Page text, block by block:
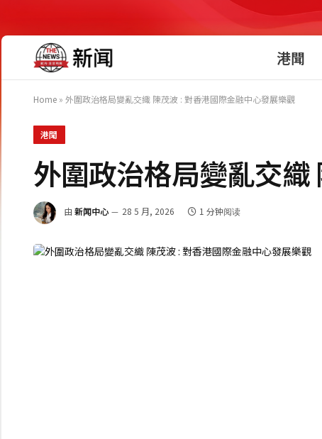
港聞
Home » 外圍政治格局變亂交織 陳茂波 : 對香港國際金融中心發展樂觀
港聞
外圍政治格局變亂交
由 新闻中心 28 5 月, 2026 1 分钟阅读